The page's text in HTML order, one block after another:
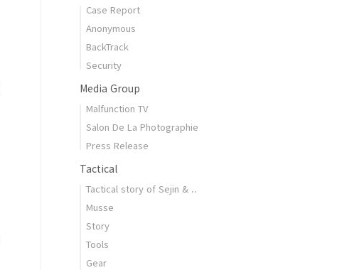
Case Report
Anonymous
BackTrack
Security
Media Group
Malfunction TV
Salon De La Photographie
Press Release
Tactical
Tactical story of Sejin & ..
Musse
Story
Tools
Gear